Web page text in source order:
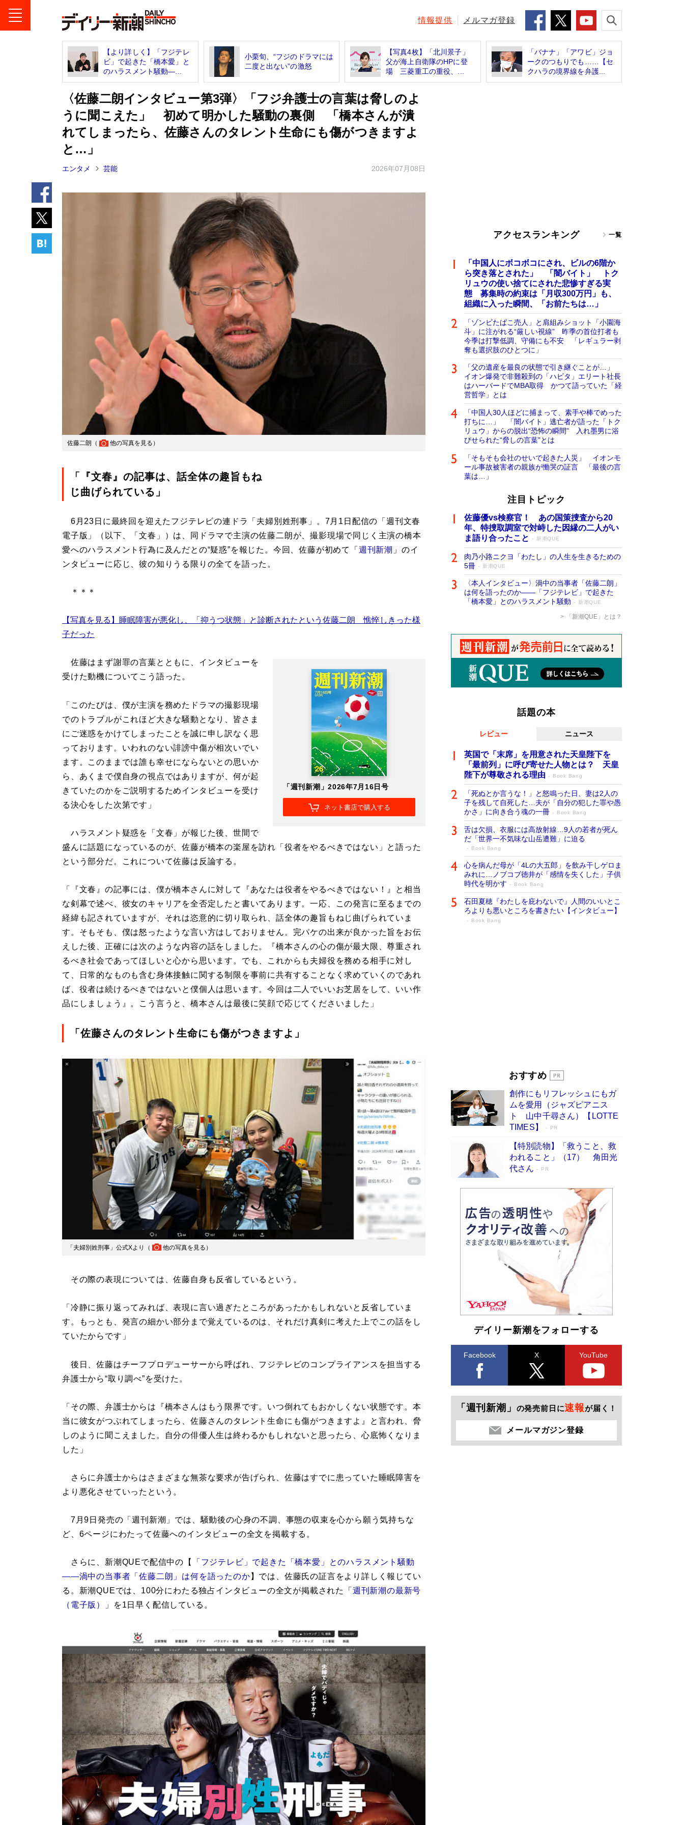
情報提供 メルマガ登録
【より詳しく】「フジテレ
ビ」で起きた「橋本愛」と
のハラスメント騒動―...
小栗旬、“フジのドラマには
二度と出ない”の激怒
【写真4枚】「北川景子」
父が海上自衛隊のHPに登
場 三菱重工の重役、...
「バナナ」「アワビ」ジョ
ークのつもりでも……【セ
クハラの境界線を弁護...
〈佐藤二朗インタビュー第3弾〉「フジ弁護士の言葉は脅しのよ
うに聞こえた」 初めて明かした騒動の裏側 「橋本さんが潰
れてしまったら、佐藤さんのタレント生命にも傷がつきますよ
と…」
エンタメ 芸能 2026年07月08日
佐藤二朗（ 他の写真を見る ）
「『文春』の記事は、話全体の趣旨もね
じ曲げられている」
6月23日に最終回を迎えたフジテレビの連ドラ「夫婦別姓刑事」。7月1日配信の「週刊文春
電子版」（以下、「文春」）は、同ドラマで主演の佐藤二朗が、撮影現場で同じく主演の橋本
愛へのハラスメント行為に及んだとの“疑惑”を報じた。今回、佐藤が初めて「 週刊新潮 」のイ
ンタビューに応じ、彼の知りうる限りの全てを語った。
＊＊＊
【写真を見る】睡眠障害が悪化し、「抑うつ状態」と診断されたという佐藤二朗 憔悴しきった様
子だった
「週刊新潮」2026年7月16日号
ネット書店で購入する
佐藤はまず謝罪の言葉とともに、インタビューを
受けた動機についてこう語った。
「このたびは、僕が主演を務めたドラマの撮影現場
でのトラブルがこれほど大きな騒動となり、皆さま
にご迷惑をかけてしまったことを誠に申し訳なく思
っております。いわれのない誹謗中傷が相次いでい
ます。このままでは誰も幸せにならないとの思いか
ら、あくまで僕自身の視点ではありますが、何が起
きていたのかをご説明するためインタビューを受け
る決心をした次第です」
ハラスメント疑惑を「文春」が報じた後、世間で
盛んに話題になっているのが、佐藤が橋本の楽屋を訪れ「役者をやるべきではない」と語った
という部分だ。これについて佐藤は反論する。
「『文春』の記事には、僕が橋本さんに対して『あなたは役者をやるべきではない！』と相当
な剣幕で述べ、彼女のキャリアを全否定したと書いてあります。一応、この発言に至るまでの
経緯も記されていますが、それは恣意的に切り取られ、話全体の趣旨もねじ曲げられていま
す。そもそも、僕は怒ったような言い方はしておりません。完パケの出来が良かった旨をお伝
えした後、正確には次のような内容の話をしました。『橋本さんの心の傷が最大限、尊重され
るべき社会であってほしいと心から思います。でも、これからも夫婦役を務める相手に対し
て、日常的なものも含む身体接触に関する制限を事前に共有することなく求めていくのであれ
ば、役者は続けるべきではないと僕個人は思います。今回は二人でいいお芝居をして、いい作
品にしましょう』。こう言うと、橋本さんは最後に笑顔で応じてくださいました」
「佐藤さんのタレント生命にも傷がつきますよ」
「夫婦別姓刑事」公式Xより（ 他の写真を見る ）
その際の表現については、佐藤自身も反省しているという。
「冷静に振り返ってみれば、表現に言い過ぎたところがあったかもしれないと反省していま
す。もっとも、発言の細かい部分まで覚えているのは、それだけ真剣に考えた上でこの話をし
ていたからです」
後日、佐藤はチーフプロデューサーから呼ばれ、フジテレビのコンプライアンスを担当する
弁護士から“取り調べ”を受けた。
「その際、弁護士からは『橋本さんはもう限界です。いつ倒れてもおかしくない状態です。本
当に彼女がつぶれてしまったら、佐藤さんのタレント生命にも傷がつきますよ』と言われ、脅
しのように聞こえました。自分の俳優人生は終わるかもしれないと思ったら、心底怖くなりま
した」
さらに弁護士からはさまざまな無茶な要求が告げられ、佐藤はすでに患っていた睡眠障害を
より悪化させていったという。
7月9日発売の「週刊新潮」では、騒動後の心身の不調、事態の収束を心から願う気持ちな
ど、6ページにわたって佐藤へのインタビューの全文を掲載する。
さらに、新潮QUEで配信中の【
「フジテレビ」で起きた「橋本愛」とのハラスメント騒動
――渦中の当事者「佐藤二朗」は何を語ったのか 】では、佐藤氏の証言をより詳しく報じてい
る。新潮QUEでは、100分にわたる独占インタビューの全文が掲載された「 週刊新潮の最新号
（電子版）
」を1日早く配信している。
アクセスランキング 一覧
「中国人にボコボコにされ、ビルの6階か
ら突き落とされた」 「闇バイト」 トク
リュウの使い捨てにされた悲惨すぎる実
態 募集時の約束は「月収300万円」も、
組織に入った瞬間、「お前たちは…」
「ゾンビたばこ売人」と肩組みショット「小園海
斗」に注がれる“厳しい視線” 昨季の首位打者も
今季は打撃低調、守備にも不安 「レギュラー剥
奪も選択肢のひとつに」
「父の遺産を最良の状態で引き継ぐことが…」
イオン爆発で非難殺到の「ハビタ」エリート社長
はハーバードでMBA取得 かつて語っていた「経
営哲学」とは
「中国人30人ほどに捕まって、素手や棒でめった
打ちに…」 「闇バイト」逃亡者が語った「トク
リュウ」からの脱出“恐怖の瞬間” 入れ墨男に浴
びせられた“脅しの言葉”とは
「そもそも会社のせいで起きた人災」 イオンモ
ール事故被害者の親族が慟哭の証言 「最後の言
葉は…」
注目トピック
佐藤優vs検察官！ あの国策捜査から20
年、特捜取調室で対峙した因縁の二人がい
ま語り合ったこと
新潮QUE
肉乃小路ニクヨ「わたし」の人生を生きるための
5冊
新潮QUE
〈本人インタビュー〉渦中の当事者「佐藤二朗」
は何を語ったのか――「フジテレビ」で起きた
「橋本愛」とのハラスメント騒動
新潮QUE
「新潮QUE」とは？
話題の本
レビュー ニュース
英国で「末席」を用意された天皇陛下を
「最前列」に呼び寄せた人物とは？ 天皇
陛下が尊敬される理由
Book Bang
「死ぬとか言うな！」と怒鳴った日、妻は2人の
子を残して自死した…夫が「自分の犯した罪や愚
かさ」に向き合う魂の一冊
Book Bang
舌は欠損、衣服には高放射線…9人の若者が死ん
だ「世界一不気味な山岳遭難」に迫る
Book Bang
心を病んだ母が「4Lの大五郎」を飲み干しゲロま
みれに…ノブコブ徳井が「感情を失くした」子供
時代を明かす
Book Bang
石田夏穂『わたしを庇わないで』人間のいいとこ
ろよりも悪いところを書きたい【インタビュー】
Book Bang
和田秀樹の70代、80代向け新書がベスト3を独
占 上半期1位にも選出［新書ベストセラー］
Book Bang
おすすめ
創作にもリフレッシュにもガ
ムを愛用（ジャズピアニス
ト 山中千尋さん）【LOTTE
TIMES】
PR
【特別読物】「救うこと、救
われること」（17） 角田光
代さん
PR
デイリー新潮をフォローする
Facebook X YouTube
「週刊新潮」 の発売前日に速報が届く！
メールマガジン登録